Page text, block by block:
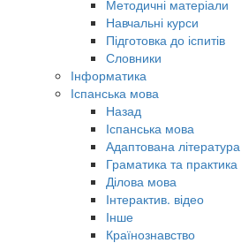
Методичні матеріали
Навчальні курси
Підготовка до іспитів
Словники
Інформатика
Іспанська мова
Назад
Іспанська мова
Адаптована література
Граматика та практика
Ділова мова
Інтерактив. відео
Інше
Країнознавство